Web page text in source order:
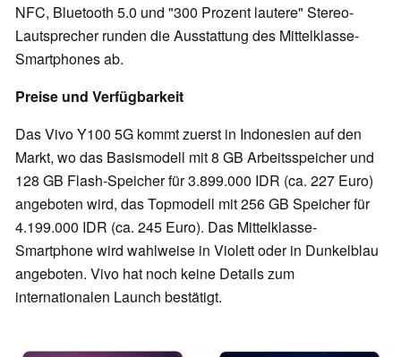
NFC, Bluetooth 5.0 und "300 Prozent lautere" Stereo-
Lautsprecher runden die Ausstattung des Mittelklasse-
Smartphones ab.
Preise und Verfügbarkeit
Das Vivo Y100 5G kommt zuerst in Indonesien auf den
Markt, wo das Basismodell mit 8 GB Arbeitsspeicher und
128 GB Flash-Speicher für 3.899.000 IDR (ca. 227 Euro)
angeboten wird, das Topmodell mit 256 GB Speicher für
4.199.000 IDR (ca. 245 Euro). Das Mittelklasse-
Smartphone wird wahlweise in Violett oder in Dunkelblau
angeboten. Vivo hat noch keine Details zum
internationalen Launch bestätigt.